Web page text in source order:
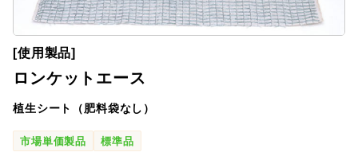
[使用製品]
ロンケットエース
植生シート（肥料袋なし）
市場単価製品 標準品